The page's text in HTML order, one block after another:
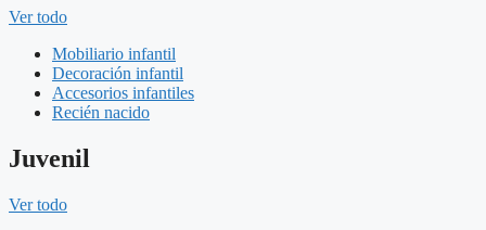
Ver todo
Mobiliario infantil
Decoración infantil
Accesorios infantiles
Recién nacido
Juvenil
Ver todo